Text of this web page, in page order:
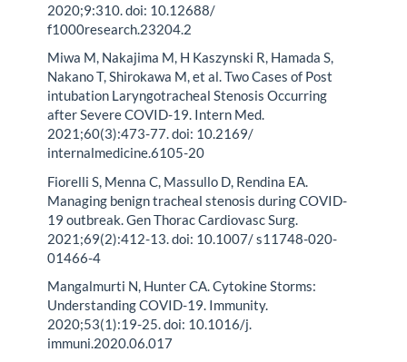
2020;9:310. doi: 10.12688/
f1000research.23204.2
Miwa M, Nakajima M, H Kaszynski R, Hamada S,
Nakano T, Shirokawa M, et al. Two Cases of Post
intubation Laryngotracheal Stenosis Occurring
after Severe COVID-19. Intern Med.
2021;60(3):473-77. doi: 10.2169/
internalmedicine.6105-20
Fiorelli S, Menna C, Massullo D, Rendina EA.
Managing benign tracheal stenosis during COVID-
19 outbreak. Gen Thorac Cardiovasc Surg.
2021;69(2):412-13. doi: 10.1007/ s11748-020-
01466-4
Mangalmurti N, Hunter CA. Cytokine Storms:
Understanding COVID-19. Immunity.
2020;53(1):19-25. doi: 10.1016/j.
immuni.2020.06.017